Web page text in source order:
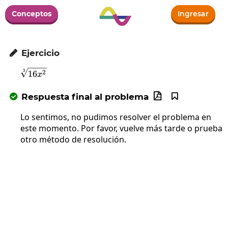
Conceptos Ingresar
 Ejercicio
\sqrt[3]{16x^2}
3 16x2
 Respuesta final al problema 

Lo sentimos, no pudimos resolver el problema en
este momento. Por favor, vuelve más tarde o prueba
otro método de resolución.